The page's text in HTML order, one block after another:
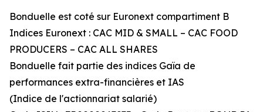
Bonduelle est coté sur Euronext compartiment B
Indices Euronext : CAC MID & SMALL – CAC FOOD
PRODUCERS – CAC ALL SHARES
Bonduelle fait partie des indices Gaïa de
performances extra-financières et IAS
(Indice de l'actionnariat salarié)